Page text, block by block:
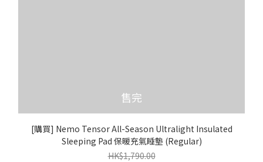
售完
[購買] Nemo Tensor All-Season Ultralight Insulated
Sleeping Pad 保暖充氣睡墊 (Regular)
HK$1,790.00